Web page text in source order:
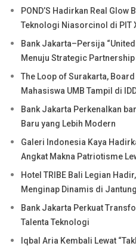
POND’S Hadirkan Real Glow
Teknologi Niasorcinol di PIT
Bank Jakarta–Persija
Menuju Strategic Partnership
The Loop of Surakarta,
Mahasiswa UMB Tampil di
Bank Jakarta Perkenalkan
Baru yang Lebih Modern
Galeri Indonesia Kaya
Angkat Makna Patriotisme
Hotel TRIBE Bali Legian
Menginap Dinamis di
Bank Jakarta Perkuat
Talenta Teknologi
Iqbal Aria Kembali Lewat